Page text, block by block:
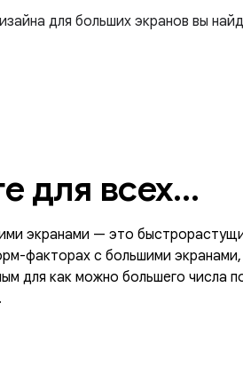
для больших экранов вы
для всех…
экранами — это
факторах с большими
для как можно большего числа